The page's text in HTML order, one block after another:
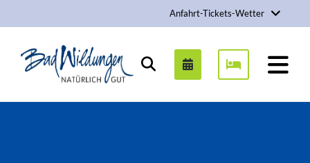
Anfahrt-Tickets-Wetter
Stadt Bad Wildungen
Suchen